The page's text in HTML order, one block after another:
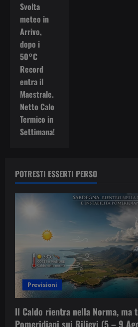
Svolta
meteo in
Arrivo,
dopo i
50°C
Record
entra il
Maestrale.
Netto Calo
Termico in
Settimana!
POTRESTI ESSERTI PERSO
Previsioni
Il Caldo rientra nella Norma, ma
Pomeridiani sui Rilievi (5 – 9